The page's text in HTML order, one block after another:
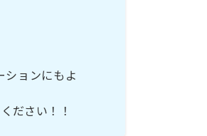
ションにもよ
ださい！！